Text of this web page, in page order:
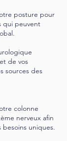
posture pour
qui peuvent
de vos
sources des
colonne
nerveux afin
uniques.